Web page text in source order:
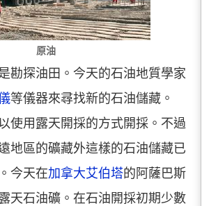
原油
勘探油田。今天的石油地質學家
等儀器來尋找新的石油儲藏。
使用露天開採的方式開採。不過
地區的礦藏外這樣的石油儲藏已
今天在加拿大艾伯塔的阿薩巴斯
天石油礦。在石油開採初期少數